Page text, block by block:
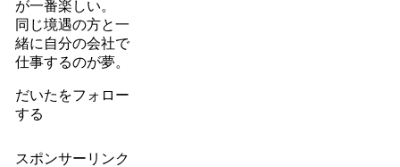
が一番楽しい。
同じ境遇の方と一
緒に自分の会社で
仕事するのが夢。
だいたをフォロー
する
スポンサーリンク